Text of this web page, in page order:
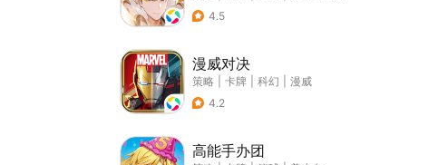
4.5
漫威对决
策略 卡牌 科幻
漫威
4.2
高能手办团